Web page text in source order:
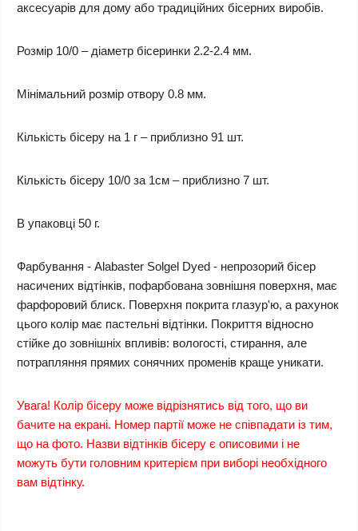
аксесуарів для дому або традиційних бісерних виробів.
Розмір 10/0 – діаметр бісеринки 2.2-2.4 мм.
Мінімальний розмір отвору 0.8 мм.
Кількість бісеру на 1 г – приблизно 91 шт.
Кількість бісеру 10/0 за 1см – приблизно 7 шт.
В упаковці 50 г.
Фарбування - Alabaster Solgel Dyed - непрозорий бісер
насичених відтінків, пофарбована зовнішня поверхня, має
фарфоровий блиск. Поверхня покрита глазур'ю, а рахунок
цього колір має пастельні відтінки. Покриття відносно
стійке до зовнішніх впливів: вологості, стирання, але
потрапляння прямих сонячних променів краще уникати.
Увага! Колір бісеру може відрізнятись від того, що ви
бачите на екрані. Номер партії може не співпадати із тим,
що на фото. Назви відтінків бісеру є описовими і не
можуть бути головним критерієм при виборі необхідного
вам відтінку.